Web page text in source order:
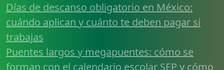
Días de descanso obligatorio en México:
cuándo aplican y cuánto te deben pagar si
trabajas
Puentes largos y megapuentes: cómo se
forman con el calendario escolar SEP y cómo